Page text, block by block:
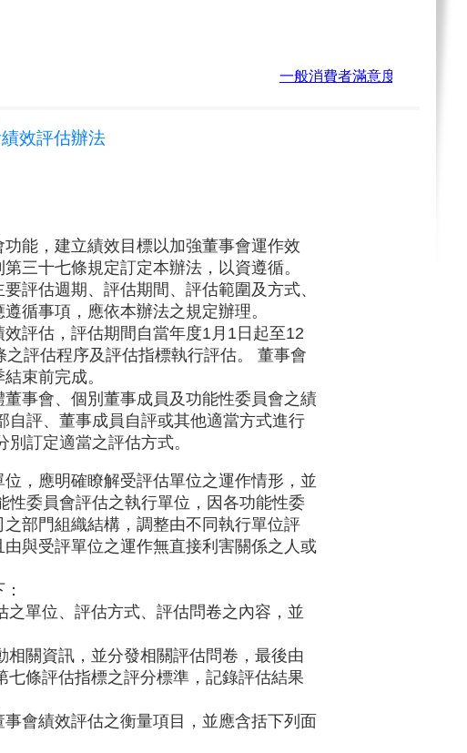
一般消費者滿意度調查，即日
效評估辦法
能，建立績效目標以加強董事會運作效
三十七條規定訂定本辦法，以資遵循。
要評估週期、評估期間、評估範圍及方式、
遵循事項 ，應依本辦法之規定辦理。
評估， 評估期間 自當年度1月1日起至12
評估程序及評估指標執行評估。 董事會
束前完成。
董事會、個別董事成員及功能性委員會之績
自評、董事成員自評或其他適當方式進行
訂定適當之評估方式。
位 ，應明確瞭解受評估單位之運作情形，並
性委員會評估之執行單位，因各功能性委
部門組織結構，調整由不同執行單位評
與受評單位之運作無直接利害關係之人或
之單位、評估方式、評估問卷之內容，並
相關資訊，並分發相關評估問卷，最後由
七條評估指標之評分標準，記錄評估結果
會績效評估之衡量項目，並應含括下列面